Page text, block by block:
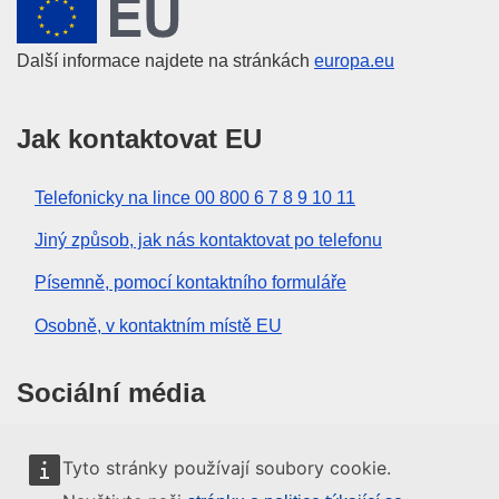
Tyto stránky používají soubory cookie.
Další informace najdete na stránkách europa.eu
Jak kontaktovat EU
Telefonicky na lince 00 800 6 7 8 9 10 11
Jiný způsob, jak nás kontaktovat po telefonu
Písemně, pomocí kontaktního formuláře
Osobně, v kontaktním místě EU
Sociální média
Vyhledávání informačních kanálů EU v sociálních
médiích